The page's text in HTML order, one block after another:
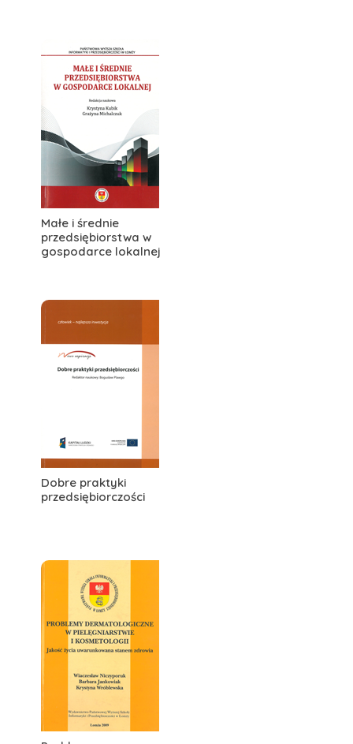
Małe i średnie
przedsiębiorstwa w
gospodarce lokalnej
Dobre praktyki
przedsiębiorczości